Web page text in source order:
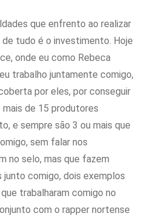
que enfrento ao realizar
tudo é o investimento. Hoje
onde eu como Rebeca
trabalho juntamente comigo,
por eles, por conseguir
de 15 produtores
e sempre são 3 ou mais que
sem falar nos
no selo, mas que fazem
comigo, dois exemplos
trabalharam comigo no
com o rapper nortense